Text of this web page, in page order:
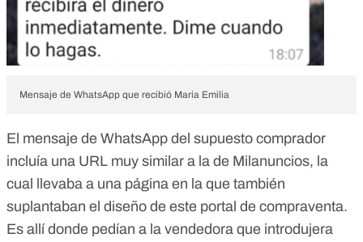
Mensaje de WhatsApp que recibió María Emilia
El mensaje de WhatsApp del supuesto comprador
incluía una URL muy similar a la de Milanuncios, la
cual llevaba a una página en la que también
suplantaban el diseño de este portal de compraventa.
Es allí donde pedían a la vendedora que introdujera